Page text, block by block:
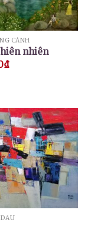
CẢNH
nhiên
₫